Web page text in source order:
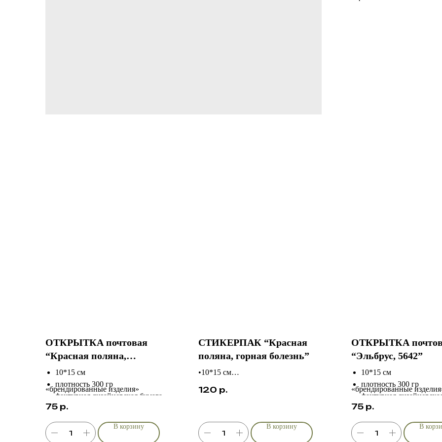
ОТКРЫТКА почтовая
“Красная поляна,
сноубордистка”
10*15 см
плотность 300 гр
фактурная дизайнерская бумага
индивидуальный дизайн в разделе
«брендированные изделия»
75 р.
В корзину
СТИКЕРПАК “Красная
поляна, горная болезнь”
•10*15 см
•контурная резка
120 р.
В корзину
ОТКРЫТКА
“Эльбрус, 5642”
10*15 см
плотность 300 гр
фактурная
индивидуальный дизайн
«брендированные
75 р.
В